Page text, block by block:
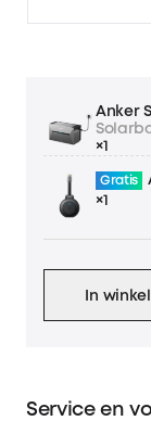
Anker
×1
Gratis
×1
In
Service en